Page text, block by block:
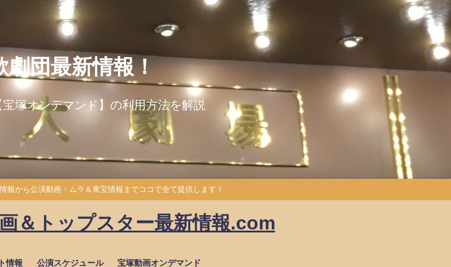
劇団最新情報！
塚オンデマンド】の利用方法を解説
報から公演動画・ムラ＆東宝情報までココで全て提供します！
＆トップスター最新情報.com
情報 公演スケジュール 宝塚動画オンデマンド